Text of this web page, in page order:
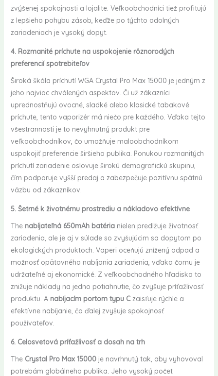
zvýšenej spokojnosti a lojalite. Veľkoobchodníci tiež profitujú
z lepšieho pohybu zásob, keďže po týchto odolných
zariadeniach je vysoký dopyt.
4. Rozmanité príchute na uspokojenie rôznorodých
preferencií spotrebiteľov
Široká škála príchutí WGA Crystal Pro Max 15000 je jedným z
jeho najviac chválených aspektov. Či už zákazníci
uprednostňujú ovocné, sladké alebo klasické tabakové
príchute, tento vaporizér má niečo pre každého. Vďaka tejto
všestrannosti je to nevyhnutný produkt pre
veľkoobchodníkov, čo umožňuje maloobchodníkom
uspokojiť preferencie širšieho publika. Ponukou rozmanitých
príchutí zariadenie oslovuje širokú demografickú skupinu,
čím podporuje vyšší predaj a zabezpečuje pozitívnu spätnú
väzbu od zákazníkov.
5. Šetrné k životnému prostrediu a nákladovo efektívne
The nabíjateľná 650mAh batérianielen predlžuje životnosť
zariadenia, ale je aj v súlade so zvyšujúcim sa dopytom po
ekologických produktoch. Vaperi oceňujú znížený odpad a
možnosť opätovného nabíjania zariadenia, vďaka čomu je
udržateľné aj ekonomické. Z veľkoobchodného hľadiska to
znižuje náklady na jedno potiahnutie, čo zvyšuje príťažlivosť
produktu. A nabíjacím portom typu Czaisťuje rýchle a
efektívne nabíjanie, čo ďalej zvyšuje spokojnosť
používateľov.
6. Celosvetová príťažlivosť a dosah na trh
The Crystal Pro Max 15000je navrhnutý tak, aby vyhovoval
potrebám globálneho publika. Jeho vysoký počet